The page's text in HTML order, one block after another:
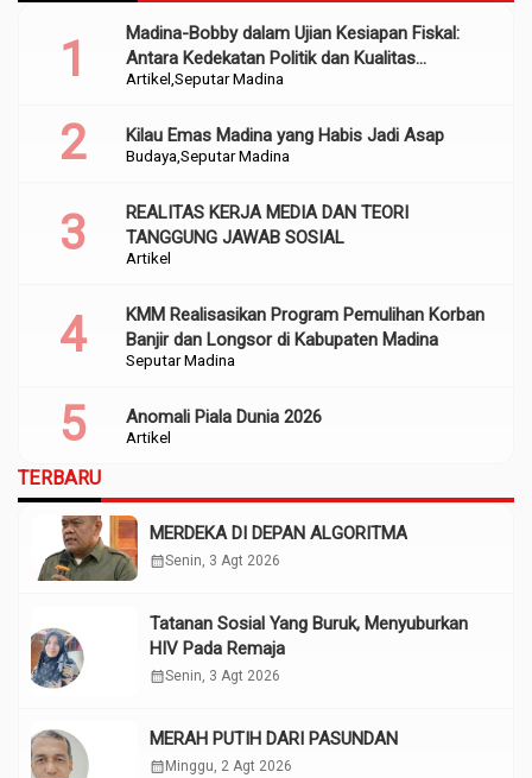
Artikel Seputar Madina
Madina-Bobby dalam Ujian Kesiapan Fiskal:
Antara Kedekatan Politik dan Kualitas
Perencanaan
Budaya Seputar Madina
Kilau Emas Madina yang Habis Jadi Asap
Artikel
REALITAS KERJA MEDIA DAN TEORI
TANGGUNG JAWAB SOSIAL
Seputar Madina
KMM Realisasikan Program Pemulihan Korban
Banjir dan Longsor di Kabupaten Madina
Artikel
Anomali Piala Dunia 2026
TERBARU
MERDEKA DI DEPAN ALGORITMA
calendar_monthSenin, 3 Agt 2026
Tatanan Sosial Yang Buruk, Menyuburkan
HIV Pada Remaja
calendar_monthSenin, 3 Agt 2026
MERAH PUTIH DARI PASUNDAN
calendar_month Minggu, 2 Agt 2026